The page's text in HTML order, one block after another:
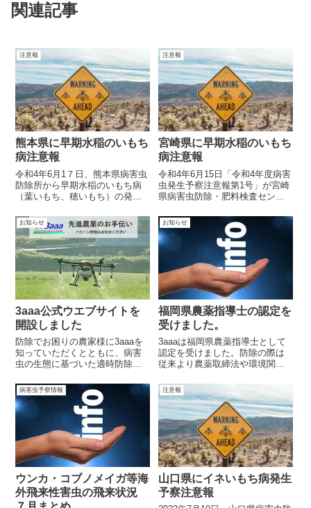
関連記事
注意報
熊本県に早期水稲のいもち
病注意報
令和4年6月1７日、熊本県病害虫
防除所から早期水稲のいもち病
（葉いもち、穂いもち）の発生
予察注意報第２号」が発表され
ました。圃場を入念に見て回り
状況に応じた適切な防除を行い
ましょう。
注意報
宮崎県に早期水稲のいもち
病注意報
令和4年6月15日「令和4年度病害
虫発生予察注意報第1号」が宮崎
県病害虫防除・肥料検査センタ
稲のいもち病（葉いもち、穂い
もち）の発生が増加しているの
で、圃場を入念に見て回り状況
に応じた適切な防除を行いまし
お知らせ
3aaa公式ウエブサイトを
開設しました
防除でお困りの農家様に3aaaを
知っていただくとともに、病害
虫の生態に基づいた適時防除な
どの発信を通じてお役に立つ情
報のご提供を目的に開設いたし
ました
お知らせ
福岡県農薬指導士の認定を
受けました。
3aaaは福岡県農薬指導士として
認定を受けました。防除の際は
従来より農薬取締法や環境関連
適正な使用を心がけてまいりま
したが、今後は任務としてもお
客様及び地域の皆様に安心して
お任せいただける防除を目指し
てまいります。
病害虫予察情報
ウンカ・コブノメイガ等海
外飛来性害虫の飛来状況
注意報
山口県にイネいもち病発生
予察注意報